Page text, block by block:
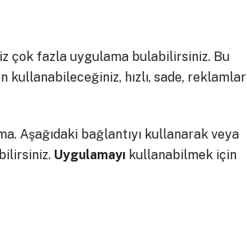
çok fazla uygulama bulabilirsiniz. Bu
kullanabileceğiniz, hızlı, sade, reklamlar
Aşağıdaki bağlantıyı kullanarak veya
Uygulamayıkullanabilmek için